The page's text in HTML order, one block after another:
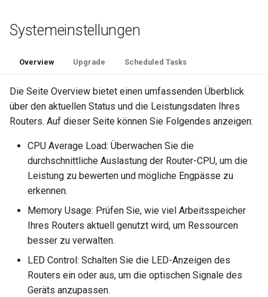
Systemeinstellungen
Overview Upgrade Scheduled Tasks
Die Seite Overview bietet einen umfassenden Überblick
über den aktuellen Status und die Leistungsdaten Ihres
Routers. Auf dieser Seite können Sie Folgendes anzeigen:
CPU Average Load: Überwachen Sie die
durchschnittliche Auslastung der Router-CPU, um die
Leistung zu bewerten und mögliche Engpässe zu
erkennen.
Memory Usage: Prüfen Sie, wie viel Arbeitsspeicher
Ihres Routers aktuell genutzt wird, um Ressourcen
besser zu verwalten.
LED Control: Schalten Sie die LED-Anzeigen des
Routers ein oder aus, um die optischen Signale des
Geräts anzupassen.